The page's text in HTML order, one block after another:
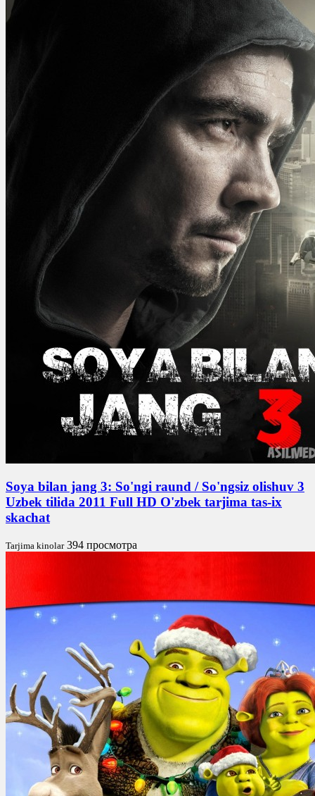
Soya bilan jang 3: So'ngi raund / So'ngsiz olishuv 3
Uzbek tilida 2011 Full HD O'zbek tarjima tas-ix
skachat
Tarjima kinolar 394 просмотра